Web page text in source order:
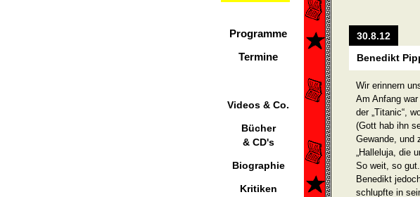
Programme
Termine
Videos & Co.
Bücher
& CD's
Biographie
Kritiken
30.8.12
Benedikt
Wir erinnern
Am Anfang
der „Titanic“,
(Gott hab ihn
Gewande, und
„Halleluja, die
So weit, so gut.
Benedikt
schlupfte in